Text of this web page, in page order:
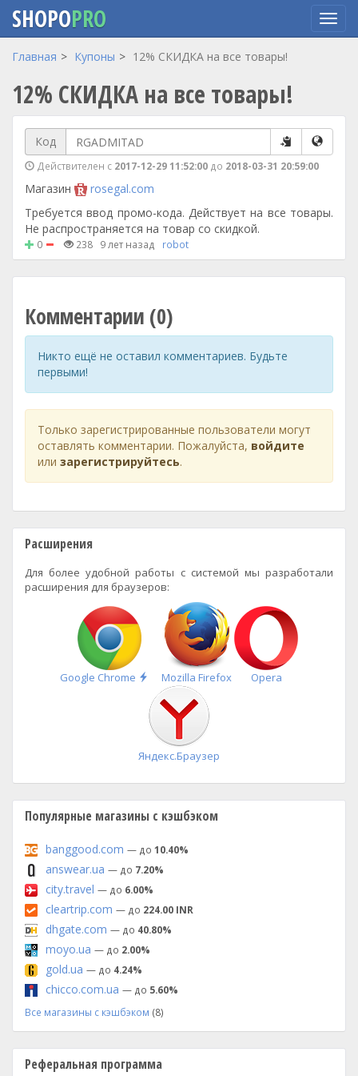
Перейти
основному
содержанию
SHOPOPRO
Главная Купоны 12% СКИДКА на все товары!
12% СКИДКА на все товары!
Код
Действителен с 2017-12-29 11:52:00 до 2018-03-31 20:59:00
Магазин
rosegal.com
Требуется ввод промо-кода. Действует на все товары.
Не распространяется на товар со скидкой.
0 238 9 лет назад robot
Комментарии (0)
Никто ещё не оставил комментариев. Будьте
первыми!
Только зарегистрированные пользователи могут
оставлять комментарии. Пожалуйста, войдите
или зарегистрируйтесь.
Расширения
Для более удобной работы с системой мы разработали
расширения для браузеров:
Google Chrome
Быстрая
установка
Mozilla Firefox Opera
Яндекс.Браузер
Популярные магазины с кэшбэком
banggood.com — до 10.40%
answear.ua — до 7.20%
city.travel — до 6.00%
cleartrip.com — до 224.00 INR
dhgate.com — до 40.80%
moyo.ua — до 2.00%
gold.ua — до 4.24%
chicco.com.ua — до 5.60%
Все магазины с кэшбэком (8)
Реферальная программа